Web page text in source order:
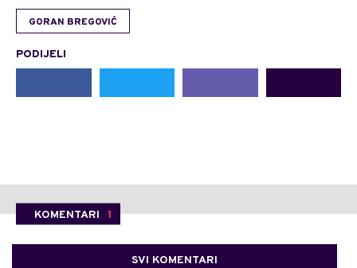
GORAN BREGOVIĆ
PODIJELI
KOMENTARI 1
SVI KOMENTARI